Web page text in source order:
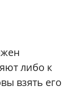
либо к
взять его